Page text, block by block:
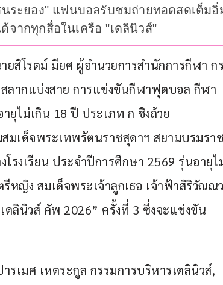
ระยอง" แฟนบอลรับชมถ่ายทอดสดเต็ม
จากทุกสื่อในเครือ "เดลินิวส์"
สิโรตม์ มียศ ผู้อำนวยการสำนักการกีฬา ก
ลากแบ่งสาย การแข่งขันกีฬาฟุตบอล กีฬา
ยุไม่เกิน 18 ปี ประเภท ก ชิงถ้วย
มเด็จพระเทพรัตนราชสุดาฯ สยามบรมราช
งเรียน ประจำปีการศึกษา 2569 รุ่นอายุไ
หญิง สมเด็จพระเจ้าลูกเธอ เจ้าฟ้าสิริวัณณว
ลินิวส์ คัพ 2026” ครั้งที่ 3 ซึ่งจะแข่งขัน
เมศ เหตระกูล กรรมการบริหารเดลินิวส์,